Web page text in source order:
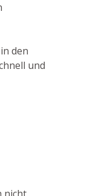
den
und